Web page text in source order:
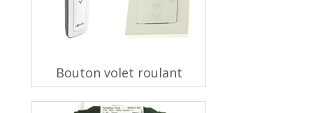
Bouton volet roulant